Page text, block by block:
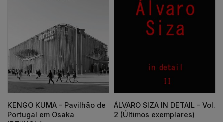
KENGO KUMA – Pavilhão de
Portugal em Osaka
ÁLVARO SIZA IN DETAIL – Vol.
2 (Últimos exemplares)